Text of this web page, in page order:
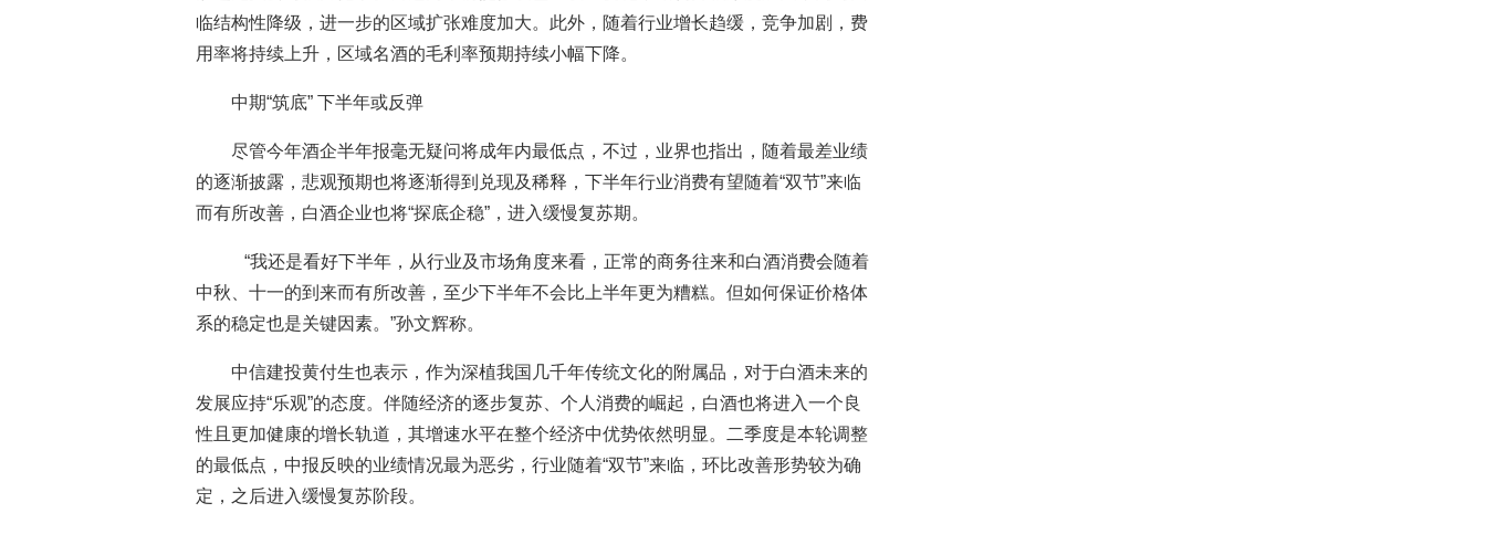
临结构性降级，进一步的区域扩张难度加大。此外，随着行业增长趋缓，竞争加剧，费
用率将持续上升，区域名酒的毛利率预期持续小幅下降。
中期“筑底” 下半年或反弹
尽管今年酒企半年报毫无疑问将成年内最低点，不过，业界也指出，随着最差业绩
的逐渐披露，悲观预期也将逐渐得到兑现及稀释，下半年行业消费有望随着“双节”来临
而有所改善，白酒企业也将“探底企稳”，进入缓慢复苏期。
“我还是看好下半年，从行业及市场角度来看，正常的商务往来和白酒消费会随着
中秋、十一的到来而有所改善，至少下半年不会比上半年更为糟糕。但如何保证价格体
系的稳定也是关键因素。”孙文辉称。
中信建投黄付生也表示，作为深植我国几千年传统文化的附属品，对于白酒未来的
发展应持“乐观”的态度。伴随经济的逐步复苏、个人消费的崛起，白酒也将进入一个良
性且更加健康的增长轨道，其增速水平在整个经济中优势依然明显。二季度是本轮调整
的最低点，中报反映的业绩情况最为恶劣，行业随着“双节”来临，环比改善形势较为确
定，之后进入缓慢复苏阶段。